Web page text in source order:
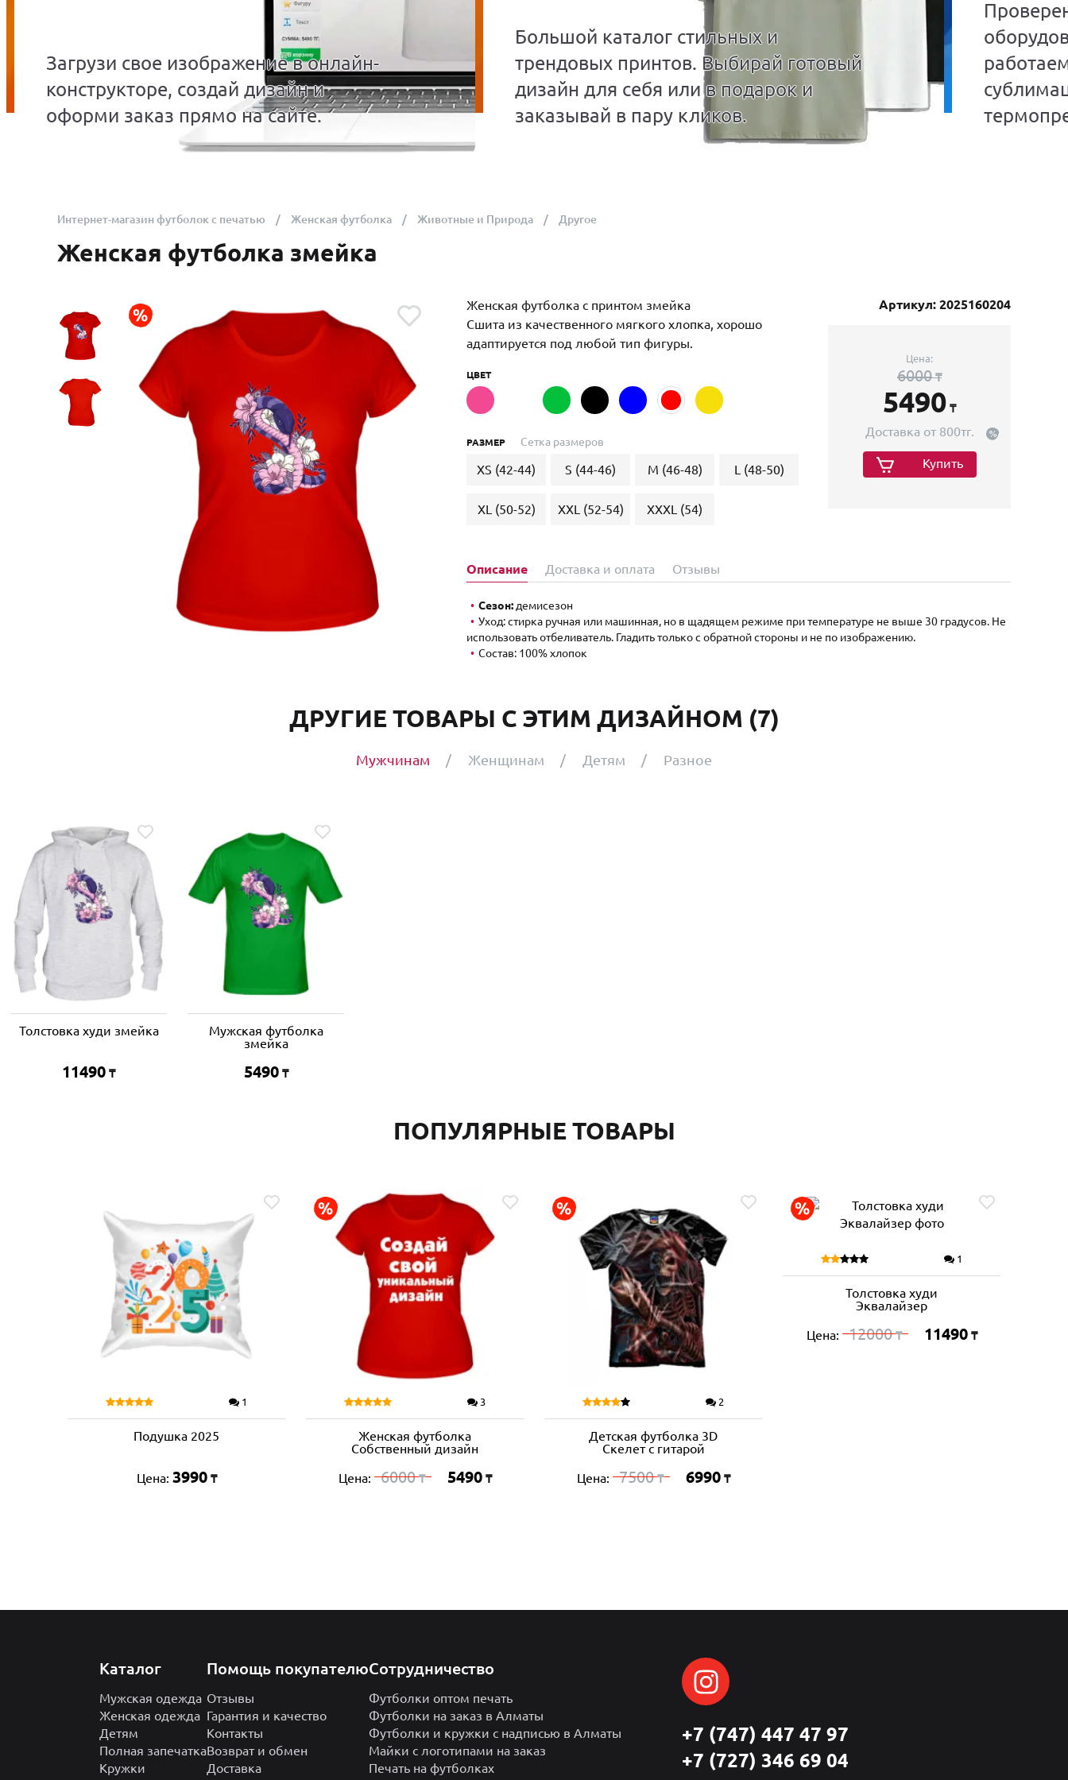
Загрузи свое изображение в онлайн-
конструкторе, создай дизайн и
оформи заказ прямо на сайте.
Большой каталог стильных и
трендовых принтов. Выбирай готовый
дизайн для себя или в подарок и
заказывай в пару кликов.
Интернет-магазин футболок с печатью Женская футболка Животные и Природа Другое
Женская футболка змейка
Женская футболка с принтом змейка
Сшита из качественного мягкого хлопка, хорошо
адаптируется под любой тип фигуры.
ЦВЕТ
РАЗМЕР Сетка размеров
XS (42-44) S (44-46) M (46-48) L (48-50)
XL (50-52) XXL (52-54) XXXL (54)
Артикул: 2025160204
Цена:
6000₸
5490 ₸
Доставка от 800тг.
Купить
Описание Доставка и оплата Отзывы
Сезон: демисезон
Уход: стирка ручная или машинная, но в щадящем режиме при температуре не выше 30 градусов. Не
использовать отбеливатель. Гладить только с обратной стороны и не по изображению.
Состав: 100% хлопок
ДРУГИЕ ТОВАРЫ С ЭТИМ ДИЗАЙНОМ (7)
Мужчинам Женщинам Детям Разное
Толстовка худи змейка
11490 ₸
Мужская футболка
змейка
5490 ₸
ПОПУЛЯРНЫЕ ТОВАРЫ
1
Подушка 2025
Цена: 3990 ₸
3
Женская футболка
Собственный дизайн
Цена: 6000₸ 5490 ₸
2
Детская футболка 3D
Скелет с гитарой
Цена: 7500₸ 6990 ₸
1
Толстовка худи
Эквалайзер
Цена: 12000₸ 11490 ₸
Каталог
Мужская одежда
Женская одежда
Детям
Полная запечатка
Кружки
Помощь покупателю
Отзывы
Гарантия и качество
Контакты
Возврат и обмен
Доставка
Сотрудничество
Футболки оптом печать
Футболки на заказ в Алматы
Футболки и кружки с надписью в Алматы
Майки с логотипами на заказ
Печать на футболках
+7 (747) 447 47 97
+7 (727) 346 69 04